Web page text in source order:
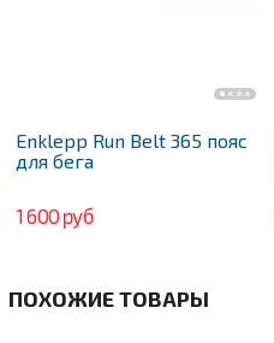
Enklepp Run Belt 365 пояс
для бега
1 600 руб
ПОХОЖИЕ ТОВАРЫ